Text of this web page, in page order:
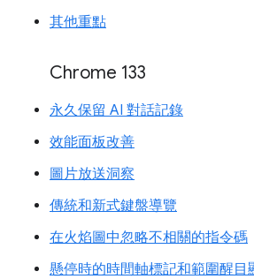
其他重點
Chrome 133
永久保留 AI 對話記錄
效能面板改善
圖片放送洞察
傳統和新式鍵盤導覽
在火焰圖中忽略不相關的指令碼
懸停時的時間軸標記和範圍醒目